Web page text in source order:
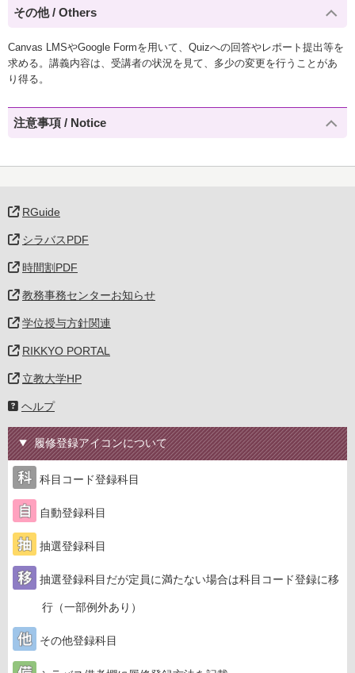
その他 / Others
Canvas LMSやGoogle Formを用いて、Quizへの回答やレポート提出等を
求める。講義内容は、受講者の状況を見て、多少の変更を行うことがあ
り得る。
注意事項 / Notice
RGuide
シラバスPDF
時間割PDF
教務事務センターお知らせ
学位授与方針関連
RIKKYO PORTAL
立教大学HP
ヘルプ
履修登録アイコンについて
科目コード登録科目
自動登録科目
抽選登録科目
抽選登録科目だが定員に満たない場合は科目コード登録に移
行（一部例外あり）
その他登録科目